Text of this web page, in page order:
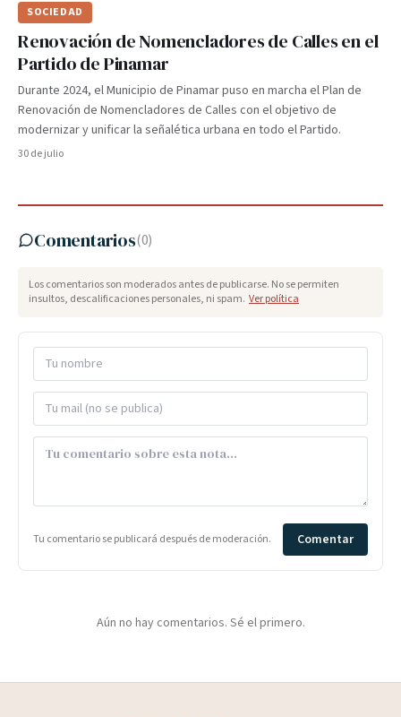
SOCIEDAD
Renovación de Nomencladores de Calles en el
Partido de Pinamar
Durante 2024, el Municipio de Pinamar puso en marcha el Plan de
Renovación de Nomencladores de Calles con el objetivo de
modernizar y unificar la señalética urbana en todo el Partido.
30 de julio
Comentarios(0)
Los comentarios son moderados antes de publicarse. No se permiten
insultos, descalificaciones personales, ni spam. Ver política
Tu comentario se publicará después de moderación. Comentar
Aún no hay comentarios. Sé el primero.